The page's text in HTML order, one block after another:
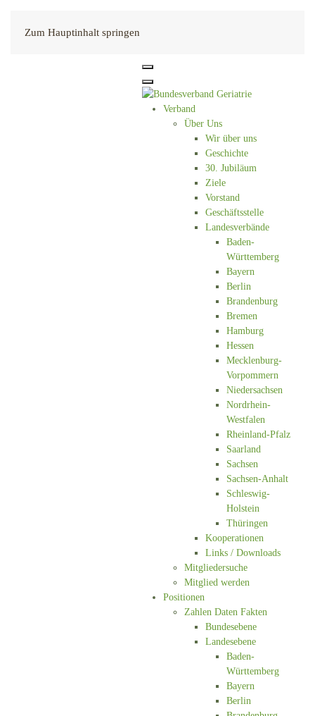
Zum Hauptinhalt springen
Verband
Über Uns
Wir über uns
Geschichte
30. Jubiläum
Ziele
Vorstand
Geschäftsstelle
Landesverbände
Baden-
Württemberg
Bayern
Berlin
Brandenburg
Bremen
Hamburg
Hessen
Mecklenburg-
Vorpommern
Niedersachsen
Nordrhein-
Westfalen
Rheinland-Pfalz
Saarland
Sachsen
Sachsen-Anhalt
Schleswig-
Holstein
Thüringen
Kooperationen
Links / Downloads
Mitgliedersuche
Mitglied werden
Positionen
Zahlen Daten Fakten
Bundesebene
Landesebene
Baden-
Württemberg
Bayern
Berlin